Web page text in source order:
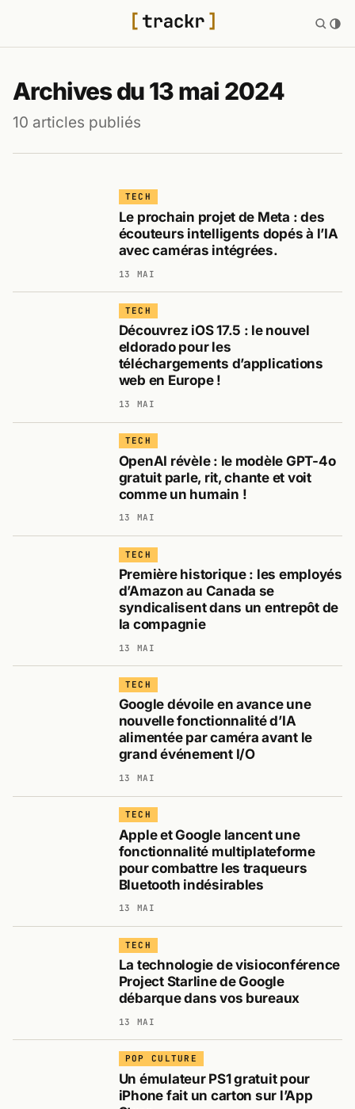
Archives du 13 mai 2024
10 articles publiés
TECH
Le prochain projet de Meta : des
écouteurs intelligents dopés à l’IA
avec caméras intégrées.
13 MAI
TECH
Découvrez iOS 17.5 : le nouvel
eldorado pour les
téléchargements d’applications
web en Europe !
13 MAI
TECH
OpenAI révèle : le modèle GPT-4o
gratuit parle, rit, chante et voit
comme un humain !
13 MAI
TECH
Première historique : les employés
d’Amazon au Canada se
syndicalisent dans un entrepôt de
la compagnie
13 MAI
TECH
Google dévoile en avance une
nouvelle fonctionnalité d’IA
alimentée par caméra avant le
grand événement I/O
13 MAI
TECH
Apple et Google lancent une
fonctionnalité multiplateforme
pour combattre les traqueurs
Bluetooth indésirables
13 MAI
TECH
La technologie de visioconférence
Project Starline de Google
débarque dans vos bureaux
13 MAI
POP CULTURE
Un émulateur PS1 gratuit pour
iPhone fait un carton sur l’App